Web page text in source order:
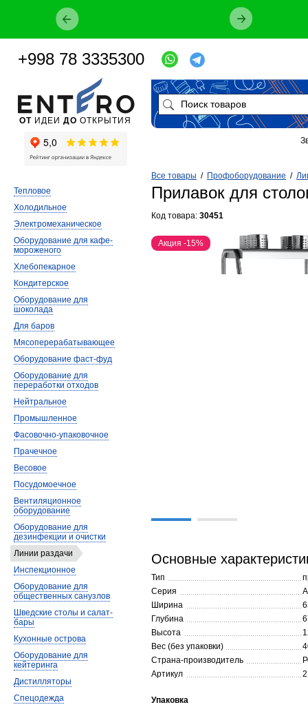
Все товары / Профоборудование /
Прилавок для
Код товара: 30451
Акция -15%
Основные
Тип
Серия
Ширина
Глубина
Высота
Вес (без упаковки)
Страна-производитель
Артикул
Упаковка
Тепловое
Холодильное
Электромеханическое
Оборудование для кафе-
мороженого
Хлебопекарное
Кондитерское
Оборудование для
шоколада
Для баров
Мясоперерабатывающее
Оборудование фаст-фуд
Оборудование для
переработки отходов
Нейтральное
Промышленное
Фасовочно-упаковочное
Прачечное
Весовое
Посудомоечное
Вентиляционное
оборудование
Оборудование для
дезинфекции и очистки
Линии раздачи
Инспекционное
Оборудование для
общественных санузлов
Шведские столы и салат-
бары
Кухонные острова
Оборудование для
кейтеринга
Дистилляторы
Спецодежда
ОТ ИДЕИ ДО ОТКРЫТИЯ
+998 78 3335300